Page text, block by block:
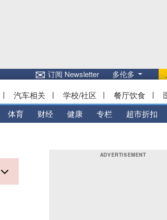
✉订阅 Newsletter 多伦多
| 汽车相关 | 学校/社区 | 餐厅饮食 |
体育 财经 健康 专栏 超市折扣